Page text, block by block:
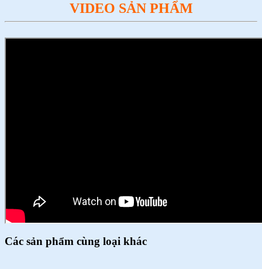
VIDEO SẢN PHẨM
Các sản phẩm cùng loại khác